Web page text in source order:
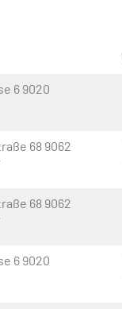
6 9020
68 9062
68 9062
6 9020